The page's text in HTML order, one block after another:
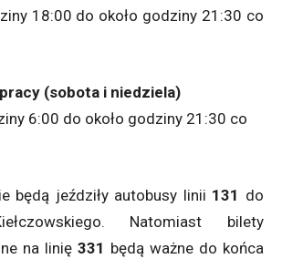
18:00 do około godziny 21:30 co
(sobota i niedziela)
6:00 do około godziny 21:30 co
będą jeździły autobusy linii 131 do
Natomiast bilety
na linię 331 będą ważne do końca